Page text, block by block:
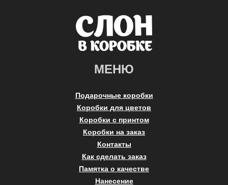
МЕНЮ
Подарочные коробки
Коробки для цветов
Коробки с принтом
Коробки на заказ
Контакты
Как сделать заказ
Памятка о качестве
Нанесение